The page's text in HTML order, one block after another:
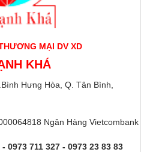
MẠI DV XD
KHÁ
Hưng Hòa, Q. Tân Bình,
Ngân Hàng Vietcombank
0973 711 327 - 0973 23 83 83